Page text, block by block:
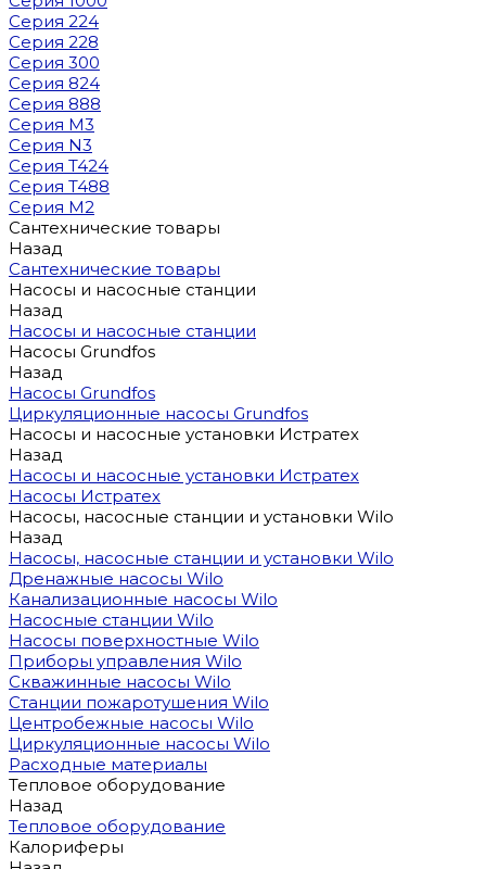
Серия 224
Серия 228
Серия 300
Серия 824
Серия 888
Серия M3
Серия N3
Серия T424
Серия T488
Серия М2
Сантехнические товары
Назад
Сантехнические товары
Насосы и насосные станции
Назад
Насосы и насосные станции
Насосы Grundfos
Назад
Насосы Grundfos
Циркуляционные насосы Grundfos
Насосы и насосные установки Истратех
Назад
Насосы и насосные установки Истратех
Насосы Истратех
Насосы, насосные станции и установки Wilo
Назад
Насосы, насосные станции и установки Wilo
Дренажные насосы Wilo
Канализационные насосы Wilo
Насосные станции Wilo
Насосы поверхностные Wilo
Приборы управления Wilo
Скважинные насосы Wilo
Станции пожаротушения Wilo
Центробежные насосы Wilo
Циркуляционные насосы Wilo
Расходные материалы
Тепловое оборудование
Назад
Тепловое оборудование
Калориферы